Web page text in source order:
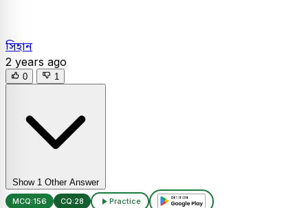
সিহান
2 years ago
0 1
Show 1 Other Answer
MCQ:156 CQ:28 Practice